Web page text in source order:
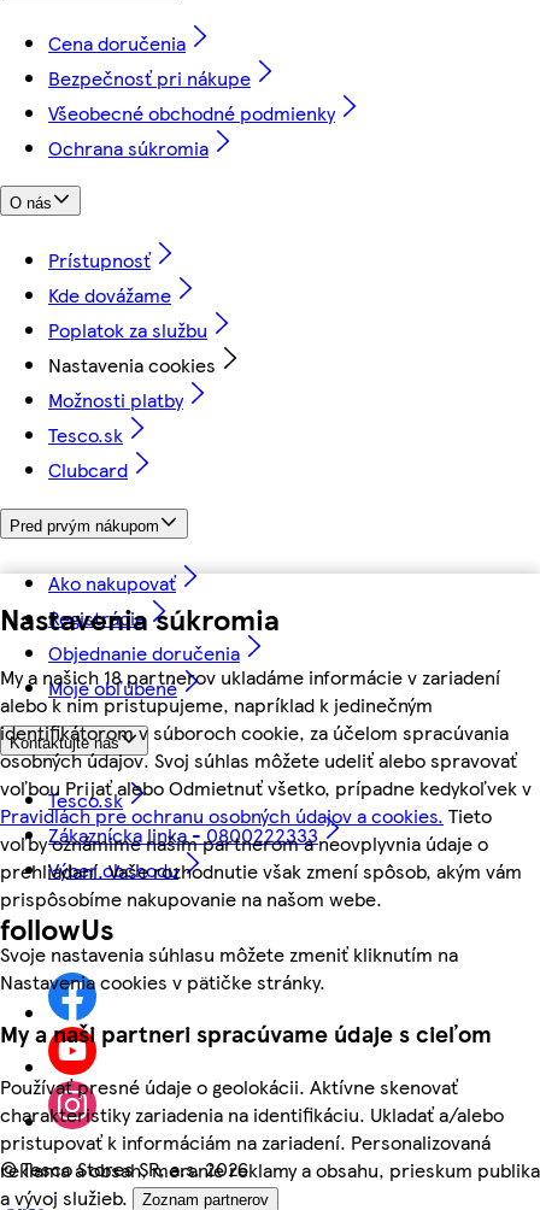
Nastavenia súkromia
My a našich 18 partnerov ukladáme informácie v zariadení
alebo k nim pristupujeme, napríklad k jedinečným
identifikátorom v súboroch cookie, za účelom spracúvania
osobných údajov. Svoj súhlas môžete udeliť alebo spravovať
voľbou Prijať alebo Odmietnuť všetko, prípadne kedykoľvek v
Pravidlách pre ochranu osobných údajov a cookies. Tieto
voľby oznámime našim partnerom a neovplyvnia údaje o
prehliadaní. Vaše rozhodnutie však zmení spôsob, akým vám
prispôsobíme nakupovanie na našom webe.
Svoje nastavenia súhlasu môžete zmeniť kliknutím na
Nastavenia cookies v pätičke stránky.
My a naši partneri spracúvame údaje s cieľom
Používať presné údaje o geolokácii. Aktívne skenovať
charakteristiky zariadenia na identifikáciu. Ukladať a/alebo
pristupovať k informáciám na zariadení. Personalizovaná
reklama a obsah, meranie reklamy a obsahu, prieskum publika
a vývoj služieb.
Zoznam partnerov
Cena doručenia
Bezpečnosť pri nákupe
Všeobecné obchodné podmienky
Ochrana súkromia
O nás
Prístupnosť
Kde dovážame
Poplatok za službu
Nastavenia cookies
Možnosti platby
Tesco.sk
Clubcard
Pred prvým nákupom
Ako nakupovať
Registrácia
Objednanie doručenia
Moje obľúbené
Kontaktujte nás
Tesco.sk
Zákaznícka linka - 0800222333
Výber obchodu
followUs
©Tesco Stores SR, a.s. 2026